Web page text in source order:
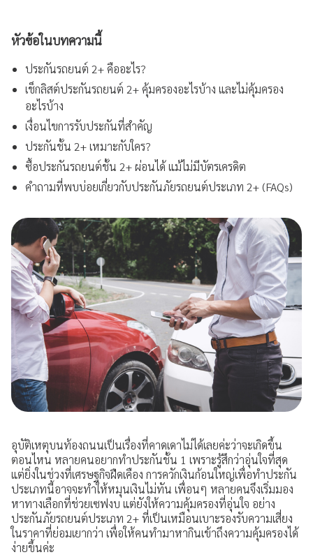
เงื่อนไขการใช้งานเว็บไซต์
การคุ้มครองข้อมูลส่วนบุคคล
ประกาศดอกเบี้ยและค่าธรรมเนียม
การเปิดเผยข้อมูล
หัวข้อในบทความนี้
ประกันรถยนต์ 2+ คืออะไร?
เช็กลิสต์ประกันรถยนต์ 2+ คุ้มครองอะไรบ้าง และไม่คุ้มครอง
อะไรบ้าง
เงื่อนไขการรับประกันที่สำคัญ
ประกันชั้น 2+ เหมาะกับใคร?
ซื้อประกันรถยนต์ชั้น 2+ ผ่อนได้ แม้ไม่มีบัตรเครดิต
คำถามที่พบบ่อยเกี่ยวกับประกันภัยรถยนต์ประเภท 2+ (FAQs)
อุบัติเหตุบนท้องถนนเป็นเรื่องที่คาดเดาไม่ได้เลยค่ะว่าจะเกิดขึ้น
ตอนไหน หลายคนอยากทำประกันชั้น 1 เพราะรู้สึกว่าอุ่นใจที่สุด
แต่ยิ่งในช่วงที่เศรษฐกิจฝืดเคือง การควักเงินก้อนใหญ่เพื่อทำประกัน
ประเภทนี้อาจจะทำให้หมุนเงินไม่ทัน เพื่อนๆ หลายคนจึงเริ่มมอง
หาทางเลือกที่ช่วยเซฟงบ แต่ยังให้ความคุ้มครองที่อุ่นใจ อย่าง
ประกันภัยรถยนต์ประเภท 2+ ที่เป็นเหมือนเบาะรองรับความเสี่ยง
ในราคาที่ย่อมเยากว่า เพื่อให้คนทำมาหากินเข้าถึงความคุ้มครองได้
ง่ายขึ้นค่ะ